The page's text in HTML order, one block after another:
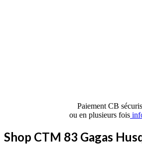
Paiement CB
ou en plusieurs fois
Shop CTM 83 Gagas